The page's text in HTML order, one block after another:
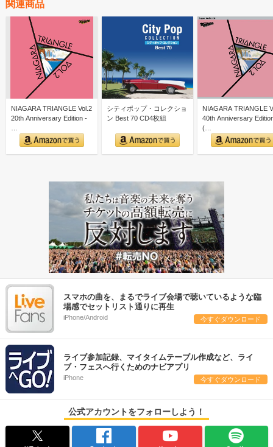
関連商品
NIAGARA TRIANGLE Vol.2
20th Anniversary Edition -
シティポップ・コレクショ
ン Best 70 CD4枚組
NIAGARA TRIANGLE
40th Anniversary
(…
スマホの曲を、まるでライブ会場で聴いているような臨
場感でセットリスト通りに再生
iPhone/Android 今すぐダウンロード
ライブ参加記録、マイタイムテーブル作成など、ライ
ブ・フェスへ行くためのナビアプリ
iPhone 今すぐダウンロード
公式アカウントをフォローしよう！